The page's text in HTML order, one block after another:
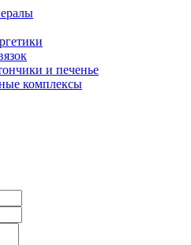
и печенье
комплексы